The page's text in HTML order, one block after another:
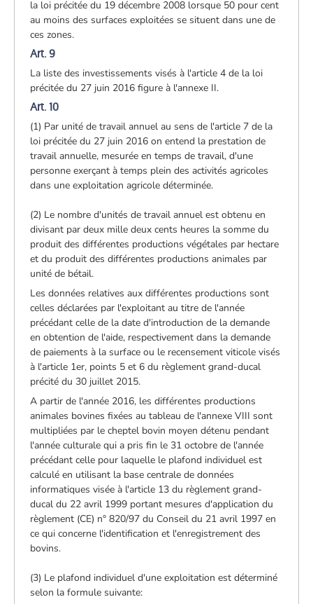
la loi précitée du 19 décembre 2008 lorsque 50 pour cent
au moins des surfaces exploitées se situent dans une de
ces zones.
Art. 9
La liste des investissements visés à l'article 4 de la loi
précitée du 27 juin 2016 figure à l'annexe II.
Art. 10
(1) Par unité de travail annuel au sens de l'article 7 de la
loi précitée du 27 juin 2016 on entend la prestation de
travail annuelle, mesurée en temps de travail, d'une
personne exerçant à temps plein des activités agricoles
dans une exploitation agricole déterminée.
(2) Le nombre d'unités de travail annuel est obtenu en
divisant par deux mille deux cents heures la somme du
produit des différentes productions végétales par hectare
et du produit des différentes productions animales par
unité de bétail.
Les données relatives aux différentes productions sont
celles déclarées par l'exploitant au titre de l'année
précédant celle de la date d'introduction de la demande
en obtention de l'aide, respectivement dans la demande
de paiements à la surface ou le recensement viticole visés
à l'article 1er, points 5 et 6 du règlement grand-ducal
précité du 30 juillet 2015.
A partir de l'année 2016, les différentes productions
animales bovines fixées au tableau de l'annexe VIII sont
multipliées par le cheptel bovin moyen détenu pendant
l'année culturale qui a pris fin le 31 octobre de l'année
précédant celle pour laquelle le plafond individuel est
calculé en utilisant la base centrale de données
informatiques visée à l'article 13 du règlement grand-
ducal du 22 avril 1999 portant mesures d'application du
règlement (CE) n° 820/97 du Conseil du 21 avril 1997 en
ce qui concerne l'identification et l'enregistrement des
bovins.
(3) Le plafond individuel d'une exploitation est déterminé
selon la formule suivante: